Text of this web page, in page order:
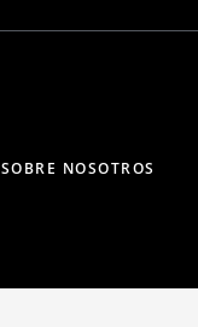
SOBRE NOSOTROS